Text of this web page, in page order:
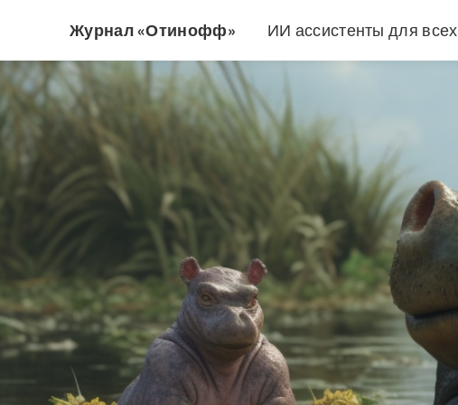
Журнал «Отинофф» ИИ ассистенты для всех